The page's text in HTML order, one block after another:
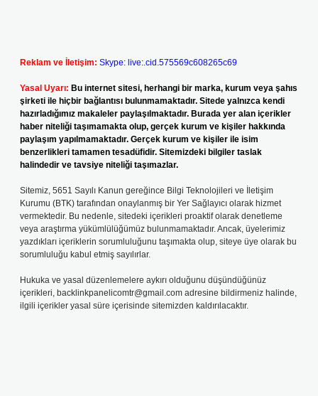
Reklam ve İletişim: Skype: live:.cid.575569c608265c69
Yasal Uyarı: Bu internet sitesi, herhangi bir marka, kurum veya şahıs
şirketi ile hiçbir bağlantısı bulunmamaktadır. Sitede yalnızca kendi
hazırladığımız makaleler paylaşılmaktadır. Burada yer alan içerikler
haber niteliği taşımamakta olup, gerçek kurum ve kişiler hakkında
paylaşım yapılmamaktadır. Gerçek kurum ve kişiler ile isim
benzerlikleri tamamen tesadüfidir. Sitemizdeki bilgiler taslak
halindedir ve tavsiye niteliği taşımazlar.
Sitemiz, 5651 Sayılı Kanun gereğince Bilgi Teknolojileri ve İletişim
Kurumu (BTK) tarafından onaylanmış bir Yer Sağlayıcı olarak hizmet
vermektedir. Bu nedenle, sitedeki içerikleri proaktif olarak denetleme
veya araştırma yükümlülüğümüz bulunmamaktadır. Ancak, üyelerimiz
yazdıkları içeriklerin sorumluluğunu taşımakta olup, siteye üye olarak bu
sorumluluğu kabul etmiş sayılırlar.
Hukuka ve yasal düzenlemelere aykırı olduğunu düşündüğünüz
içerikleri, backlinkpanelicomtr@gmail.com adresine bildirmeniz halinde,
ilgili içerikler yasal süre içerisinde sitemizden kaldırılacaktır.